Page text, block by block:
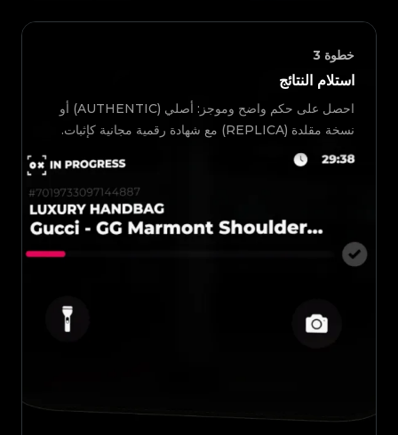
خطوة 3
استلام النتائج
احصل على حكم واضح وموجز: أصلي (AUTHENTIC) أو
نسخة مقلدة (REPLICA) مع شهادة رقمية مجانية كإثبات.